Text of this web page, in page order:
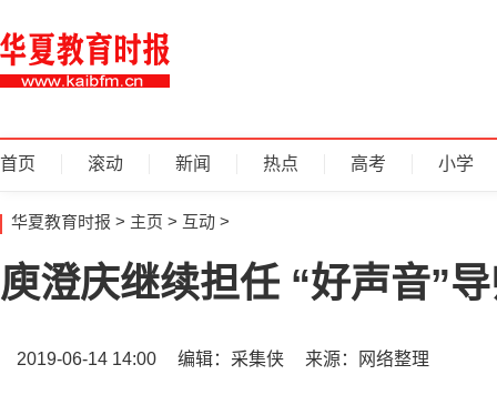
首页 滚动 新闻 热点 高考 小学
华夏教育时报 > 主页 > 互动 >
庾澄庆继续担任 “好声音”
2019-06-14 14:00 编辑：采集侠 来源：网络整理